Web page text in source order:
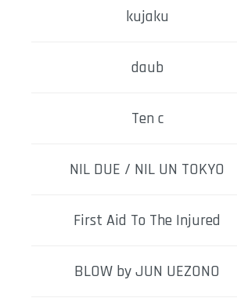
kujaku
daub
Ten c
NIL DUE / NIL UN TOKYO
First Aid To The Injured
BLOW by JUN UEZONO